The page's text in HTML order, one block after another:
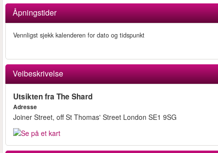
Åpningstider
Vennligst sjekk kalenderen for dato og tidspunkt
Veibeskrivelse
Utsikten fra The Shard
Adresse
Joiner Street, off St Thomas' Street London SE1 9SG